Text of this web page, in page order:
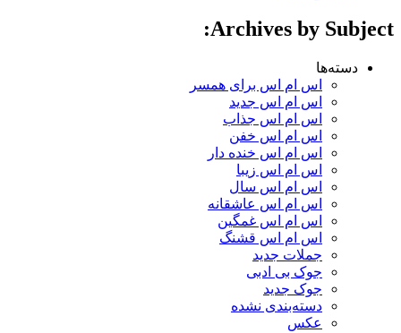
Archives by Subject:
دسته‌ها
اس ام اس برای همسر
اس ام اس جدید
اس ام اس جذاب
اس ام اس خفن
اس ام اس خنده دار
اس ام اس زیبا
اس ام اس سال
اس ام اس عاشقانه
اس ام اس غمگین
اس ام اس قشنگ
جملات جدید
جوک بی ادبی
جوک جدید
دسته‌بندی نشده
عکس